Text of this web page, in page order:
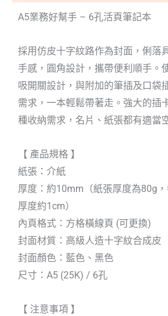
A5業務好幫手 – 6孔活頁筆記本
採用仿皮十字紋路作為封面，俐落
手感，圓角設計，攜帶便利順手。
吸開關設計，與附加的筆插及口袋
需求，一本輕鬆帶著走。強大的插
種收納需求，名片、紙張都有適當
【 產品規格 】
紙張：介紙
厚度：約10mm（紙張厚度為80g，
厚度約1cm）
內頁格式：方格橫線頁 (可更換)
封面材質：高級人造十字紋合成皮
封面顏色：藍色、黑色
尺寸：A5 (25K) / 6孔
【 注意事項 】